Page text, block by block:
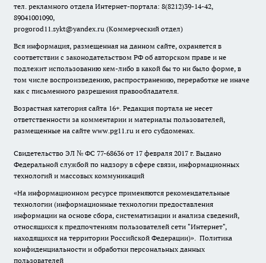
тел. рекламного отдела Интернет-портала: 8(8212)39-14-42,
89041001090,
progorod11.sykt@yandex.ru (Коммерческий отдел)
Вся информация, размещенная на данном сайте, охраняется в
соответствии с законодательством РФ об авторском праве и не
подлежит использованию кем-либо в какой бы то ни было форме, в
том числе воспроизведению, распространению, переработке не иначе
как с письменного разрешения правообладателя.
Возрастная категория сайта 16+. Редакция портала не несет
ответственности за комментарии и материалы пользователей,
размещенные на сайте www.pg11.ru и его субдоменах.
Свидетельство ЭЛ № ФС 77-68636 от 17 февраля 2017 г. Выдано
Федеральной службой по надзору в сфере связи, информационных
технологий и массовых коммуникаций
«На информационном ресурсе применяются рекомендательные
технологии (информационные технологии предоставления
информации на основе сбора, систематизации и анализа сведений,
относящихся к предпочтениям пользователей сети "Интернет",
находящихся на территории Российской Федерации)». Политика
конфиденциальности и обработки персональных данных
пользователей